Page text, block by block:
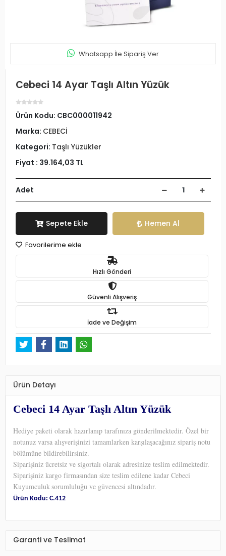
Whatsapp İle Sipariş Ver
Cebeci 14 Ayar Taşlı Altın Yüzük
Ürün Kodu: CBC000011942
Marka: CEBECİ
Kategori: Taşlı Yüzükler
Fiyat : 39.164,03 TL
Adet
Sepete Ekle Hemen Al
Favorilerime ekle
Hızlı Gönderi
Güvenli Alışveriş
İade ve Değişim
Ürün Detayı
Cebeci 14 Ayar Taşlı Altın Yüzük
Hediye paketi olarak hazırlanıp tarafınıza gönderilmektedir. Özel bir
notunuz varsa alışverişinizi tamamlarken karşılaşacağınız sipariş notu
bölümüne bildirebilirsiniz.
Siparişiniz ücretsiz ve sigortalı olarak adresinize teslim edilmektedir.
Siparişiniz kargo firmasından size teslim edilene kadar Cebeci
Kuyumculuksorumluluğu ve güvencesi altındadır.
Ürün Kodu: C.412
Garanti ve Teslimat